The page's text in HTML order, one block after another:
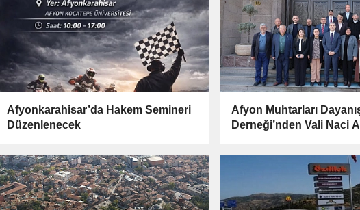
Afyonkarahisar’da Hakem Semineri
Düzenlenecek
Afyon Muhtarları
Derneği’nden Vali Naci